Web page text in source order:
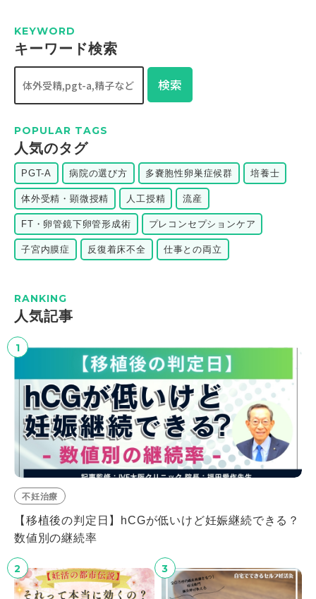
KEYWORD
キーワード検索
検索
POPULAR TAGS
⼈気のタグ
PGT-A 病院の選び方 多嚢胞性卵巣症候群 培養士
体外受精・顕微授精 人工授精 流産
FT・卵管鏡下卵管形成術 プレコンセプションケア
子宮内膜症 反復着床不全 仕事との両立
RANKING
⼈気記事
1
不妊治療
【移植後の判定日】hCGが低いけど妊娠継続できる？
数値別の継続率
2 3